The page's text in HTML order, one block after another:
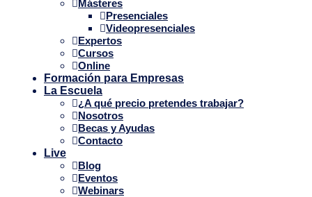
Másteres
Presenciales
Videopresenciales
Expertos
Cursos
Online
Formación para Empresas
La Escuela
¿A qué precio pretendes trabajar?
Nosotros
Becas y Ayudas
Contacto
Live
Blog
Eventos
Webinars